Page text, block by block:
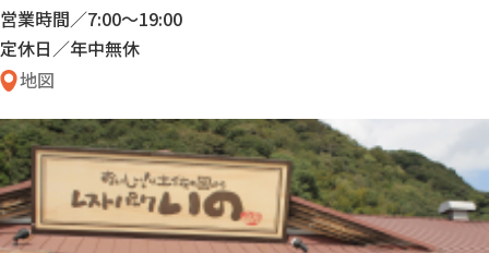
営業時間／7:00〜19:00
定休日／年中無休
地図